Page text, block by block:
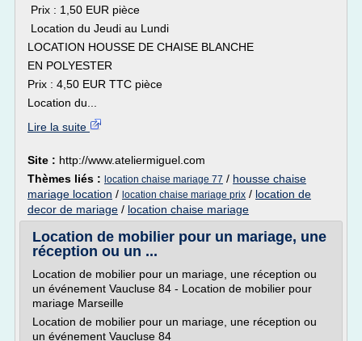
Prix : 1,50 EUR pièce
Location du Jeudi au Lundi
LOCATION HOUSSE DE CHAISE BLANCHE
EN POLYESTER
Prix : 4,50 EUR TTC pièce
Location du...
Lire la suite
Site : http://www.ateliermiguel.com
Thèmes liés : location chaise mariage 77 / housse chaise
mariage location / location chaise mariage prix / location de
decor de mariage / location chaise mariage
Location de mobilier pour un mariage, une
réception ou un ...
Location de mobilier pour un mariage, une réception ou
un événement Vaucluse 84 - Location de mobilier pour
mariage Marseille
Location de mobilier pour un mariage, une réception ou
un événement Vaucluse 84